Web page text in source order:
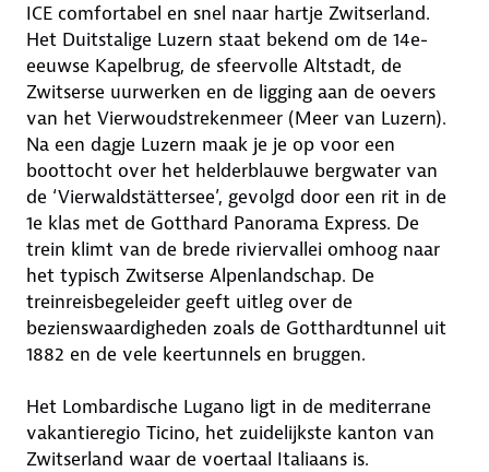
ICE comfortabel en snel naar hartje Zwitserland.
Het Duitstalige Luzern staat bekend om de 14e-
eeuwse Kapelbrug, de sfeervolle Altstadt, de
Zwitserse uurwerken en de ligging aan de oevers
van het Vierwoudstrekenmeer (Meer van Luzern).
Na een dagje Luzern maak je je op voor een
boottocht over het helderblauwe bergwater van
de ‘Vierwaldstättersee’, gevolgd door een rit in de
1e klas met de Gotthard Panorama Express. De
trein klimt van de brede riviervallei omhoog naar
het typisch Zwitserse Alpenlandschap. De
treinreisbegeleider geeft uitleg over de
bezienswaardigheden zoals de Gotthardtunnel uit
1882 en de vele keertunnels en bruggen.
Het Lombardische Lugano ligt in de mediterrane
vakantieregio Ticino, het zuidelijkste kanton van
Zwitserland waar de voertaal Italiaans is.